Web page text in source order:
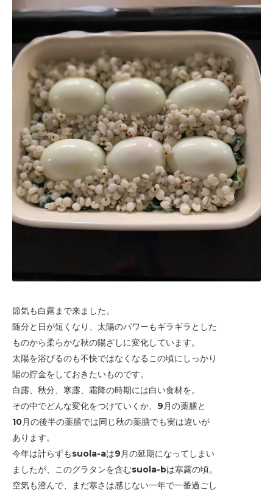
節気も白露まで来ました。
随分と日が短くなり、太陽のパワーもギラギラとした
ものから柔らかな秋の陽ざしに変化しています。
太陽を浴びるのも不快ではなくなるこの頃にしっかり
陽の貯金をしておきたいものです。
白露、秋分、寒露、霜降の時期には白い食材を。
その中でどんな変化をつけていくか、9月の薬膳と
10月の後半の薬膳では同じ秋の薬膳でも実は違いが
あります。
今年は計らずもsuola-aは9月の延期になってしまい
ましたが、 このグラタンを含むsuola-bは寒露の頃。
空気も澄んで、まだ寒さは感じない一年で一番過ごし